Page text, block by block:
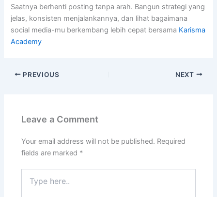
Saatnya berhenti posting tanpa arah. Bangun strategi yang
jelas, konsisten menjalankannya, dan lihat bagaimana
social media-mu berkembang lebih cepat bersama Karisma
Academy
PREVIOUS NEXT
Leave a Comment
Your email address will not be published. Required
fields are marked *
here..